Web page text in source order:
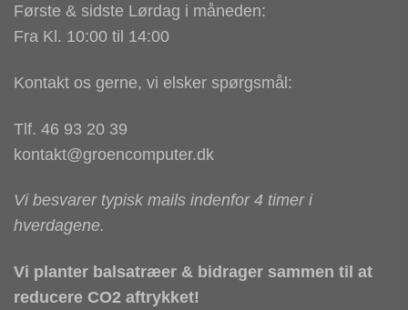
Første & sidste Lørdag i måneden:
Fra Kl. 10:00 til 14:00
Kontakt os gerne, vi elsker spørgsmål:
Tlf. 46 93 20 39
kontakt@groencomputer.dk
Vi besvarer typisk mails indenfor 4 timer i
hverdagene.
Vi planter balsatræer & bidrager sammen til at
reducere CO2 aftrykket!